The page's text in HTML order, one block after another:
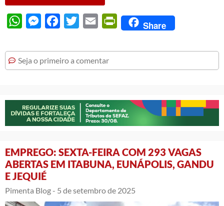
WhatsAppMessengerFacebook
Twitter Email PrintFriendly
Share
Seja o primeiro a comentar
EMPREGO: SEXTA-FEIRA COM 293 VAGAS
ABERTAS EM ITABUNA, EUNÁPOLIS, GANDU
E JEQUIÉ
Pimenta Blog - 5 de setembro de 2025